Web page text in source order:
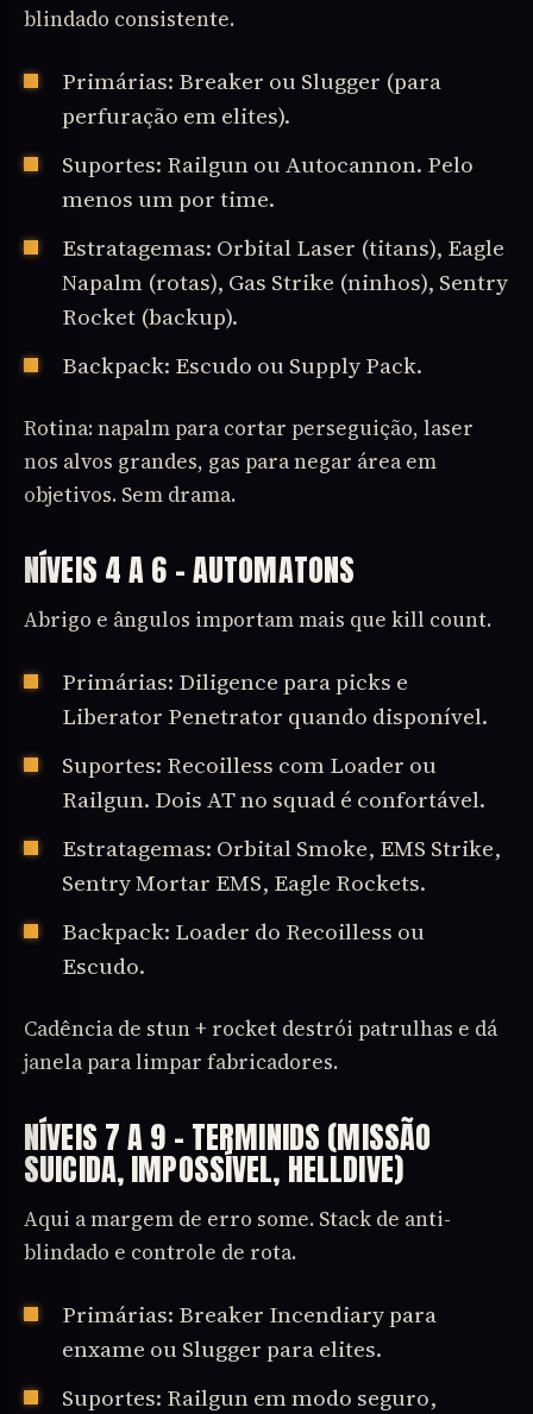
blindado consistente.
Primárias: Breaker ou Slugger (para
perfuração em elites).
Suportes: Railgun ou Autocannon. Pelo
menos um por time.
Estratagemas: Orbital Laser (titans), Eagle
Napalm (rotas), Gas Strike (ninhos), Sentry
Rocket (backup).
Backpack: Escudo ou Supply Pack.
Rotina: napalm para cortar perseguição, laser
nos alvos grandes, gas para negar área em
objetivos. Sem drama.
NÍVEIS 4 A 6 – AUTOMATONS
Abrigo e ângulos importam mais que kill count.
Primárias: Diligence para picks e
Liberator Penetrator quando disponível.
Suportes: Recoilless com Loader ou
Railgun. Dois AT no squad é confortável.
Estratagemas: Orbital Smoke, EMS Strike,
Sentry Mortar EMS, Eagle Rockets.
Backpack: Loader do Recoilless ou
Escudo.
Cadência de stun + rocket destrói patrulhas e dá
janela para limpar fabricadores.
NÍVEIS 7 A 9 – TERMINIDS (MISSÃO
SUICIDA, IMPOSSÍVEL, HELLDIVE)
Aqui a margem de erro some. Stack de anti-
blindado e controle de rota.
Primárias: Breaker Incendiary para
enxame ou Slugger para elites.
Suportes: Railgun em modo seguro,